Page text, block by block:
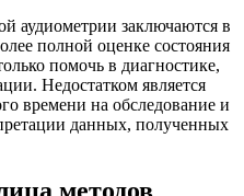
аудиометрии заключаются в
полной оценке состояния
помочь в диагностике,
Недостатком является
времени на обследование и
данных, полученных